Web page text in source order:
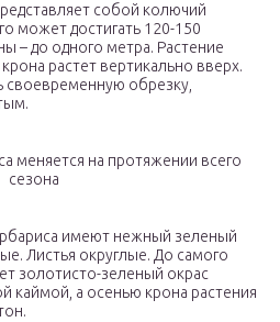
собой колючий
может достигать 120-150
– до одного метра. Растение
растет вертикально вверх.
своевременную обрезку,
меняется на протяжении всего
сезона
имеют нежный зеленый
Листья округлые. До самого
золотисто-зеленый окрас
каймой, а осенью крона растения